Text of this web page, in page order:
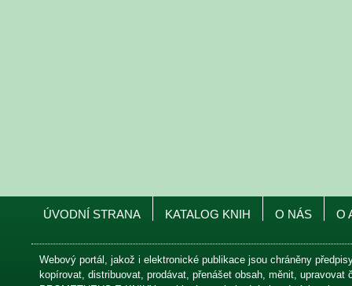
ÚVODNÍ STRANA KATALOG KNIH O NÁS O
Webový portál, jakož i elektronické publikace jsou chráněny
kopírovat, distribuovat, prodávat, přenášet obsah, měnit,